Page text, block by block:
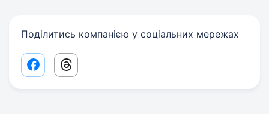
Поділитись компанією у соціальних мережах
Facebook share link
Threads share link